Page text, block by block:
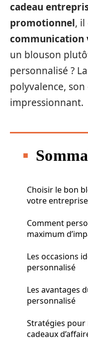
cadeau
promotionnel,
communication
un blouson
personnalisé ?
polyvalence,
impressionnant.
Choisir le bon
votre entreprise
Comment
maximum
Les occasions
personnalisé
Les avantages
personnalisé
Stratégies pour
cadeaux